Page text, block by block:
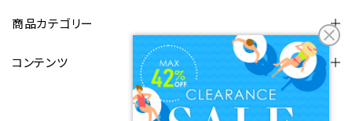
商品カテゴリー
コンテンツ
FOLLOW US